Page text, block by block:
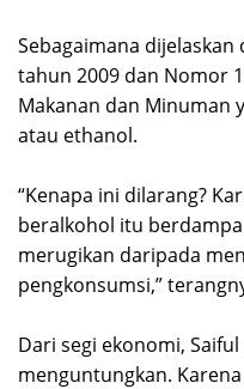
Sebagaimana
tahun 2009 dan Nomor
Makanan dan Minuman
atau ethanol.
“Kenapa ini dilarang?
beralkohol itu
merugikan daripada
pengkonsumsi,”
Dari segi ekonomi,
menguntungkan.